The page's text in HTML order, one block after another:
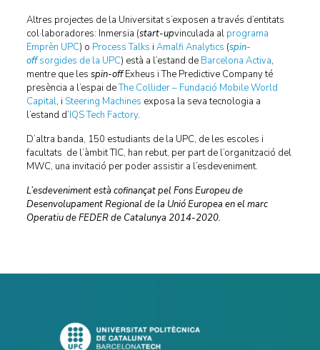
Altres projectes de la Universitat s’exposen a través d’entitats
col·laboradores: Inmersia (start-upvinculada al programa
Emprèn UPC) o Process Talks i Amalfi Analytics (spin-
offsorgides de la UPC) està a l’estand de Barcelona Activa,
mentre que les spin-offExheus i The Predictive Company té
presència a l’espai deThe Collider – Fundació Mobile World
Capital, i Steering Machines exposa la seva tecnologia a
l’estand d’IQS Tech Factory.
D’altra banda, 150 estudiants de la UPC, de les escoles i
facultats de l’àmbit TIC, han rebut, per part de l’organització del
MWC, una invitació per poder assistir a l’esdeveniment.
L’esdeveniment està cofinançat pel Fons Europeu de
Desenvolupament Regional de la Unió Europea en el marc
Operatiu de FEDER de Catalunya 2014-2020.